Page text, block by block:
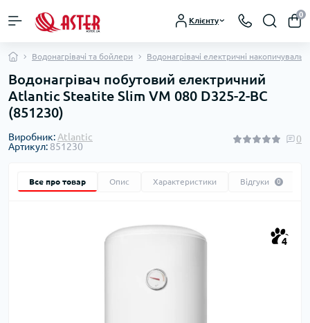
Клієнту
0
Водонагрівачі та бойлери Водонагрівачі електричні накопичувальні
Водонагрівач побутовий електричний
Atlantic Steatite Slim VM 080 D325-2-BC
(851230)
Виробник: Atlantic
Артикул: 851230
0
Все про товар Опис Характеристики Відгуки 0
4